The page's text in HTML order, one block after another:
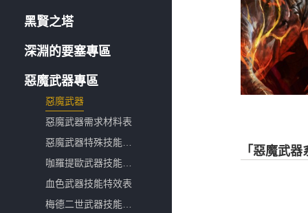
黑賢之塔
深淵的要塞專區
惡魔武器專區
惡魔武器
惡魔武器需求材料表
血色武器技能特效表
「惡魔武